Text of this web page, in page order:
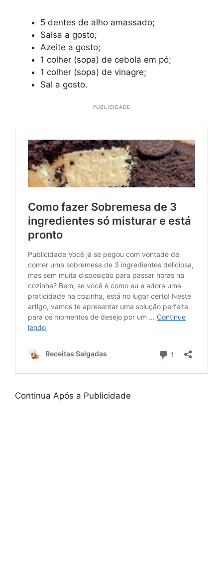
5 dentes de alho amassado;
Salsa a gosto;
Azeite a gosto;
1 colher (sopa) de cebola em pó;
1 colher (sopa) de vinagre;
Sal a gosto.
PUBLICIDADE
Continua Após a Publicidade